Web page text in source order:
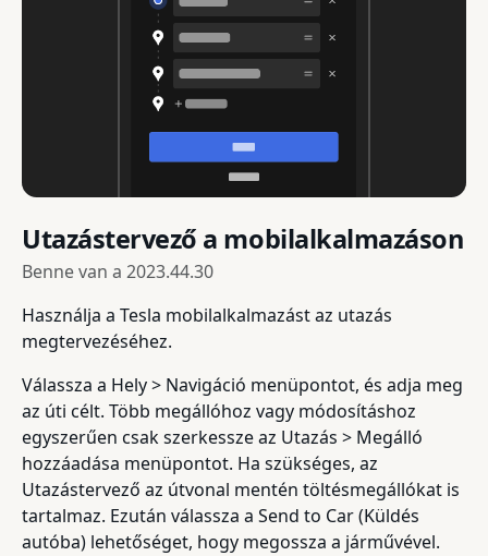
Utazástervező a mobilalkalmazáson
Benne van a 2023.44.30
Használja a Tesla mobilalkalmazást az utazás
megtervezéséhez.
Válassza a Hely > Navigáció menüpontot, és adja meg
az úti célt. Több megállóhoz vagy módosításhoz
egyszerűen csak szerkessze az Utazás > Megálló
hozzáadása menüpontot. Ha szükséges, az
Utazástervező az útvonal mentén töltésmegállókat is
tartalmaz. Ezután válassza a Send to Car (Küldés
autóba) lehetőséget, hogy megossza a járművével.